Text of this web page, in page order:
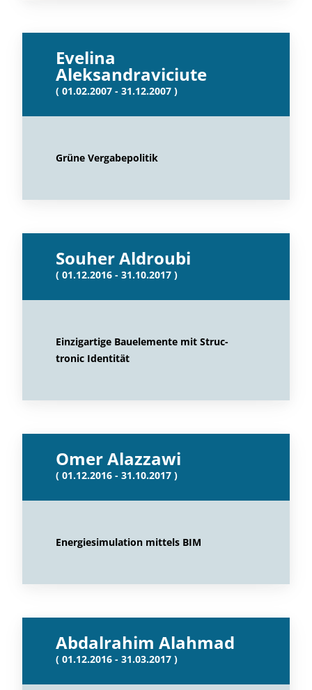
Evelina
Aleksandraviciute
( 01.02.2007 - 31.12.2007 )
Grüne Vergabepolitik
Souher Aldroubi
( 01.12.2016 - 31.10.2017 )
Einzigartige Bauelemente mit Struc-
tronic Identität
Omer Alazzawi
( 01.12.2016 - 31.10.2017 )
Energiesimulation mittels BIM
Abdalrahim Alahmad
( 01.12.2016 - 31.03.2017 )